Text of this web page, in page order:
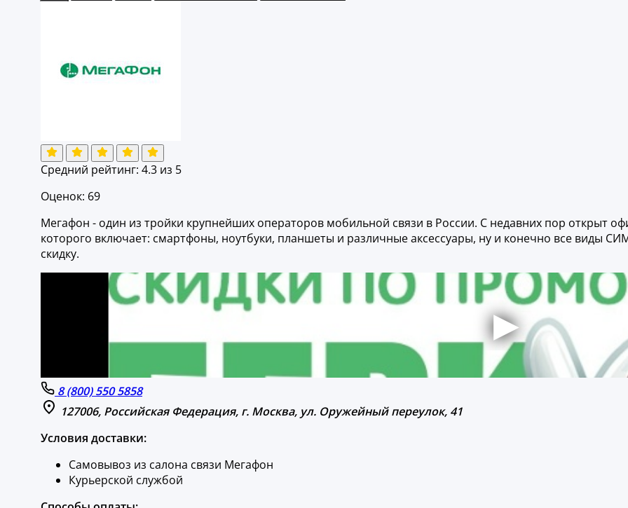
Средний рейтинг: 4.3 из 5
Оценок: 69
Мегафон - один из тройки крупнейших операторов мобильной связи в России. С недавних пор открыт
которого включает: смартфоны, ноутбуки, планшеты и различные аксессуары, ну и конечно все виды
скидку.
8 (800) 550 5858
127006, Российская Федерация, г. Москва, ул. Оружейный переулок, 41
Условия доставки:
Самовывоз из салона связи Мегафон
Курьерской службой